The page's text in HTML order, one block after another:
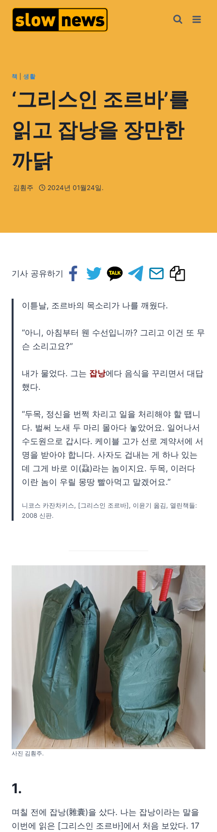
책 |생활
‘그리스인 조르바’를
읽고 잡낭을 장만한
까닭
김훤주 2024년 01월24일.
기사 공유하기
이튿날, 조르바의 목소리가 나를 깨웠다.
“아니, 아침부터 웬 수선입니까? 그리고 이건 또 무
슨 소리고요?”
내가 물었다. 그는 잡낭에다 음식을 꾸리면서 대답
했다.
“두목, 정신을 번쩍 차리고 일을 처리해야 할 땝니
다. 벌써 노새 두 마리 몰아다 놓았어요. 일어나서
수도원으로 갑시다. 케이블 고가 선로 계약서에 서
명을 받아야 합니다. 사자도 겁내는 게 하나 있는
데 그게 바로 이(蝨)라는 놈이지요. 두목, 이러다
이란 놈이 우릴 몽땅 빨아먹고 말겠어요.”
니코스 카잔차키스, [그리스인 조르바], 이윤기 옮김, 열린책들:
2008 신판.
사진 김훤주.
1.
며칠 전에 잡낭(雜囊)을 샀다. 나는 잡낭이라는 말을
이번에 읽은 [그리스인 조르바]에서 처음 보았다. 17